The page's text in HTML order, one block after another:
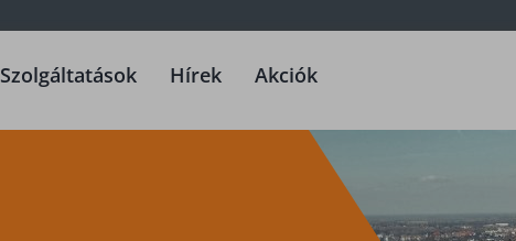
Szolgáltatások Hírek Akciók